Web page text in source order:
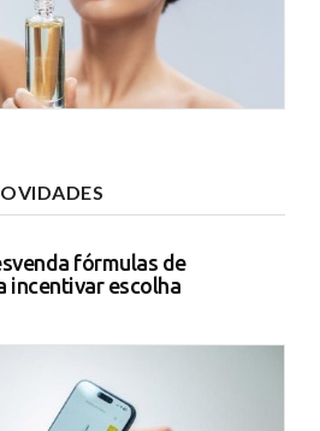
fórmulas de
incentivar escolha